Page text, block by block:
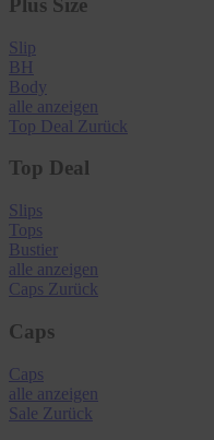
Plus Size
Slip
BH
Body
alle anzeigen
Top Deal Zurück
Top Deal
Slips
Tops
Bustier
alle anzeigen
Caps Zurück
Caps
Caps
alle anzeigen
Sale Zurück